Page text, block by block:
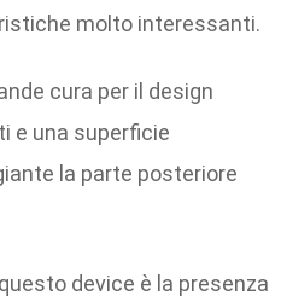
molto interessanti.
cura per il design
e una superficie
la parte posteriore
device è la presenza